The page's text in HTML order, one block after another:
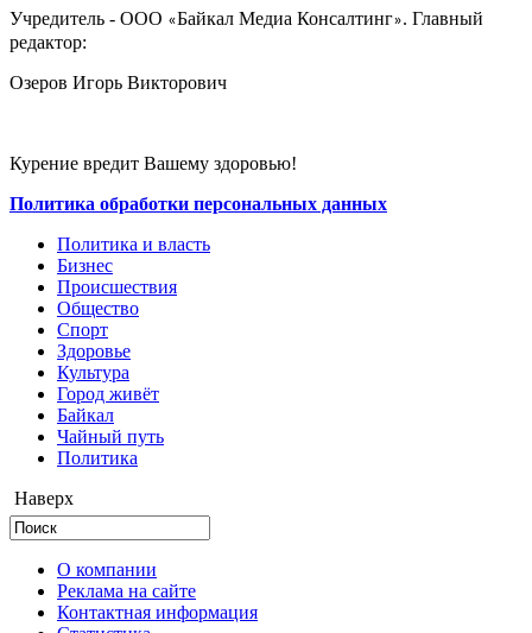
Учредитель - ООО «Байкал Медиа Консалтинг». Главный
редактор:
Озеров Игорь Викторович
Курение вредит Вашему здоровью!
Политика обработки персональных данных
Политика и власть
Бизнес
Происшествия
Общество
Cпорт
Здоровье
Культура
Город живёт
Байкал
Чайный путь
Политика
Наверх
О компании
Реклама на сайте
Контактная информация